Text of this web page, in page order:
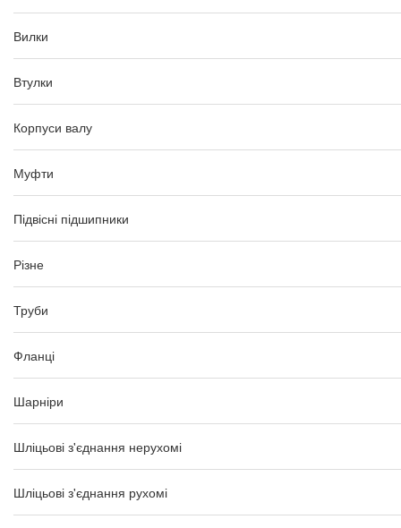
Вилки
Втулки
Корпуси валу
Муфти
Підвісні підшипники
Різне
Труби
Фланці
Шарніри
Шліцьові з'єднання нерухомі
Шліцьові з'єднання рухомі